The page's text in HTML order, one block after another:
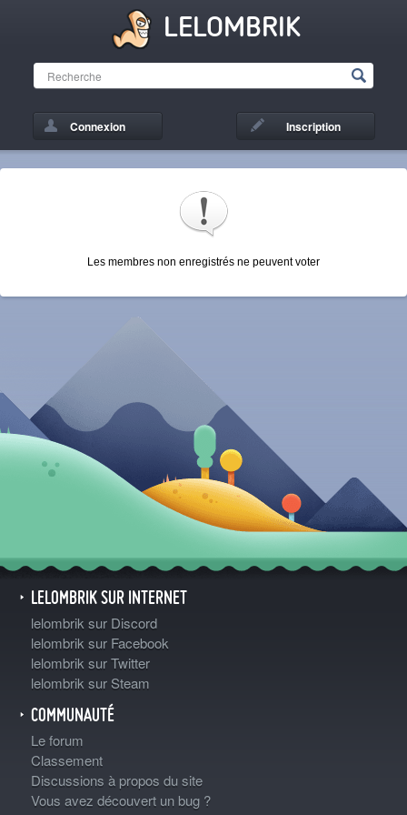
LELOMBRIK
Connexion Inscription
Les membres non enregistrés ne peuvent voter
LELOMBRIK SUR INTERNET
lelombrik sur Discord
lelombrik sur Facebook
lelombrik sur Twitter
lelombrik sur Steam
COMMUNAUTÉ
Le forum
Classement
Discussions à propos du site
Vous avez découvert un bug ?